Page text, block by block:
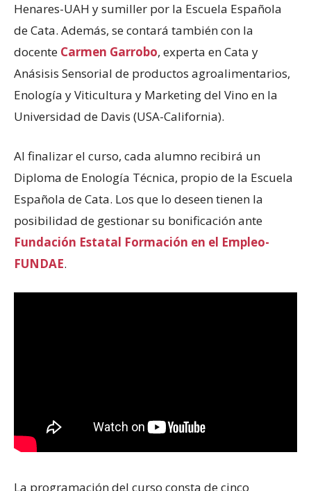
Henares-UAH y sumiller por la Escuela Española
de Cata. Además, se contará también con la
docente Carmen Garrobo, experta en Cata y
Anásisis Sensorial de productos agroalimentarios,
Enología y Viticultura y Marketing del Vino en la
Universidad de Davis (USA-California).
Al finalizar el curso, cada alumno recibirá un
Diploma de Enología Técnica, propio de la Escuela
Española de Cata. Los que lo deseen tienen la
posibilidad de gestionar su bonificación ante
Fundación Estatal Formación en el Empleo-
FUNDAE.
La programación del curso consta de cinco